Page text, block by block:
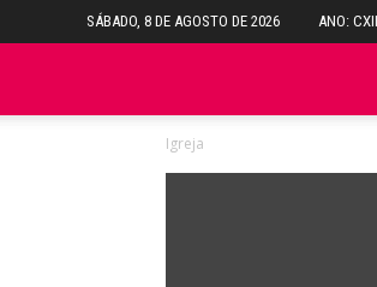
SÁBADO, 8 DE AGOSTO DE 2026 ANO: CXII
Igreja